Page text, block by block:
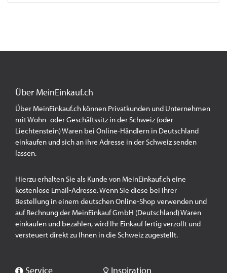
Über MeinEinkauf.ch
Über MeinEinkauf.ch können Privatkunden und Unternehmen
mit Wohn- oder Geschäftssitz in der Schweiz (oder
Liechtenstein) Waren bei Online-Händlern in Deutschland
einkaufen und sich an ihre Adresse in der Schweiz senden
lassen.
Hierzu erhalten Sie als Kunde von MeinEinkauf.ch eine
kostenlose Email-Adresse. Wenn Sie diese bei Ihrer
Bestellung in einem deutschen Online-Shop verwenden und
auf Rechnung der MeinEinkauf GmbH (Deutschland) Waren
einkaufen und bezahlen, wird Ihr Einkauf fertig verzollt und
versteuert direkt zu Ihnen in die Schweiz zugestellt.
Service Inspiration